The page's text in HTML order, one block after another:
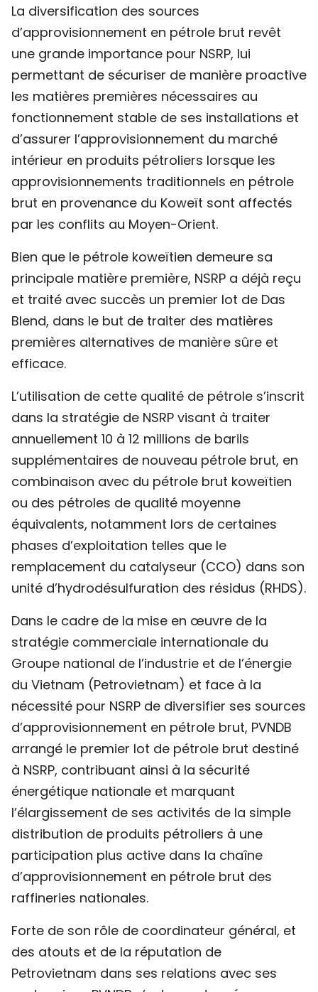
La diversification des sources
d’approvisionnement en pétrole brut revêt
une grande importance pour NSRP, lui
permettant de sécuriser de manière proactive
les matières premières nécessaires au
fonctionnement stable de ses installations et
d’assurer l’approvisionnement du marché
intérieur en produits pétroliers lorsque les
approvisionnements traditionnels en pétrole
brut en provenance du Koweït sont affectés
par les conflits au Moyen-Orient.
Bien que le pétrole koweïtien demeure sa
principale matière première, NSRP a déjà reçu
et traité avec succès un premier lot de Das
Blend, dans le but de traiter des matières
premières alternatives de manière sûre et
efficace.
L’utilisation de cette qualité de pétrole s’inscrit
dans la stratégie de NSRP visant à traiter
annuellement 10 à 12 millions de barils
supplémentaires de nouveau pétrole brut, en
combinaison avec du pétrole brut koweïtien
ou des pétroles de qualité moyenne
équivalents, notamment lors de certaines
phases d’exploitation telles que le
remplacement du catalyseur (CCO) dans son
unité d’hydrodésulfuration des résidus (RHDS).
Dans le cadre de la mise en œuvre de la
stratégie commerciale internationale du
Groupe national de l’industrie et de l’énergie
du Vietnam (Petrovietnam) et face à la
nécessité pour NSRP de diversifier ses sources
d’approvisionnement en pétrole brut, PVNDB
arrangé le premier lot de pétrole brut destiné
à NSRP, contribuant ainsi à la sécurité
énergétique nationale et marquant
l’élargissement de ses activités de la simple
distribution de produits pétroliers à une
participation plus active dans la chaîne
d’approvisionnement en pétrole brut des
raffineries nationales.
Forte de son rôle de coordinateur général, et
des atouts et de la réputation de
Petrovietnam dans ses relations avec ses